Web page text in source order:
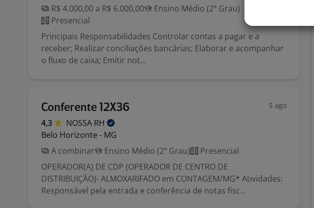
R$ 4.000,00 a R$ 6.000,00
Ensino Médio (2º Grau)
Presencial
Principais Responsabilidades Controlar contas a pagar e a
receber; Realizar conciliações bancárias; Elaborar e acompanhar
o fluxo de caixa; Emitir not...
Conferente 12X36 5 ago
4,3 NOSSA RH
Belo Horizonte - MG
A combinar
Ensino Médio (2º Grau)
Presencial
OPERADOR(A) DE CDP (OPERADOR DE CENTRO DE
DISTRIBUIÇÃO)- ALMOXARIFADO em CONTAGEM/MG* Atividades:
Responsável pela entrada e conferência de notas fisc...